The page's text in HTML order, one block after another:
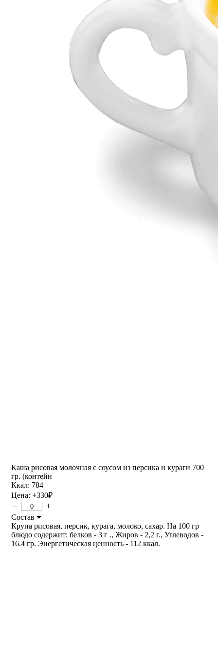
Каша рисовая молочная с соусом из персика и кураги 700
гр. (контейн
Ккал: 784
Цена: +330₽
– +
Состав
Крупа рисовая, персик, курага, молоко, сахар. На 100 гр
блюдо содержит: белков - 3 г ., Жиров - 2,2 г., Углеводов -
16.4 гр. Энергетическая ценность - 112 ккал.